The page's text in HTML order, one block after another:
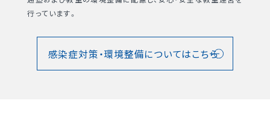
行っています。
感染症対策・環境整備についてはこちら